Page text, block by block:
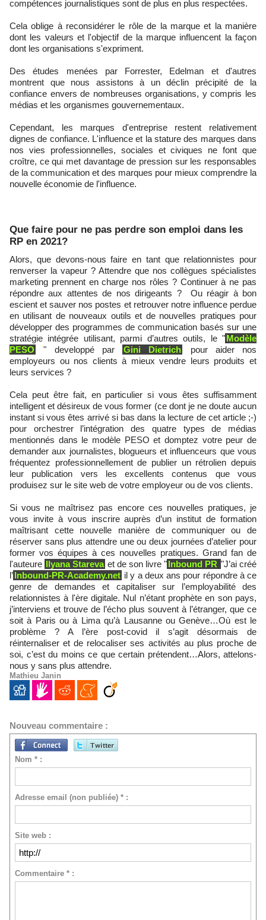
compétences journalistiques sont de plus en plus respectées.
Cela oblige à reconsidérer le rôle de la marque et la manière
dont les valeurs et l'objectif de la marque influencent la façon
dont les organisations s'expriment.
Des études menées par Forrester, Edelman et d'autres
montrent que nous assistons à un déclin précipité de la
confiance envers de nombreuses organisations, y compris les
médias et les organismes gouvernementaux.
Cependant, les marques d'entreprise restent relativement
dignes de confiance. L'influence et la stature des marques dans
nos vies professionnelles, sociales et civiques ne font que
croître, ce qui met davantage de pression sur les responsables
de la communication et des marques pour mieux comprendre la
nouvelle économie de l'influence.
Que faire pour ne pas perdre son emploi dans les
RP en 2021?
Alors, que devons-nous faire en tant que relationnistes pour
renverser la vapeur ? Attendre que nos collègues spécialistes
marketing prennent en charge nos rôles ? Continuer à ne pas
répondre aux attentes de nos dirigeants ? Ou réagir à bon
escient et sauver nos postes et retrouver notre influence perdue
en utilisant de nouveaux outils et de nouvelles pratiques pour
développer des programmes de communication basés sur une
stratégie intégrée utilisant, parmi d’autres outils, le "Modèle
PESO
" developpé par Gini Dietrich
pour aider nos
employeurs ou nos clients à mieux vendre leurs produits et
leurs services ?
Cela peut être fait, en particulier si vous êtes suffisamment
intelligent et désireux de vous former (ce dont je ne doute aucun
instant si vous êtes arrivé si bas dans la lecture de cet article ;-)
pour orchestrer l’intégration des quatre types de médias
mentionnés dans le modèle PESO et domptez votre peur de
demander aux journalistes, blogueurs et influenceurs que vous
fréquentez professionnellement de publier un rétrolien depuis
leur publication vers les excellents contenus que vous
produisez sur le site web de votre employeur ou de vos clients.
Si vous ne maîtrisez pas encore ces nouvelles pratiques, je
vous invite à vous inscrire auprès d’un institut de formation
maîtrisant cette nouvelle manière de communiquer ou de
réserver sans plus attendre une ou deux journées d’atelier pour
former vos équipes à ces nouvelles pratiques. Grand fan de
l'auteure Ilyana Stareva et de son livre "Inbound PR "J’ai créé
l’Inbound-PR-Academy.net il y a deux ans pour répondre à ce
genre de demandes et capitaliser sur l’employabilité des
relationnistes à l'ère digitale. Nul n’étant prophète en son pays,
j’interviens et trouve de l’écho plus souvent à l’étranger, que ce
soit à Paris ou à Lima qu’à Lausanne ou Genève…Où est le
problème ? A l’ère post-covid il s’agit désormais de
réinternaliser et de relocaliser ses activités au plus proche de
soi, c’est du moins ce que certain prétendent…Alors, attelons-
nous y sans plus attendre.
Mathieu Janin
Nouveau commentaire :
Nom * :
Adresse email (non publiée) * :
Site web :
Commentaire * :